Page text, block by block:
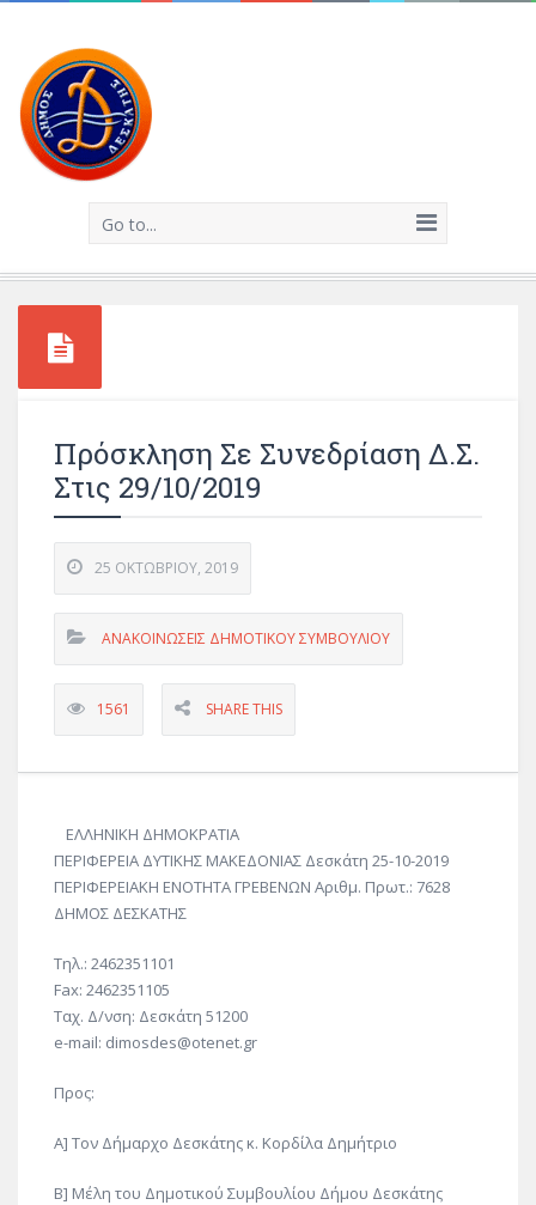
Go to...
Πρόσκληση Σε Συνεδρίαση Δ.Σ.
Στις 29/10/2019
25 ΟΚΤΩΒΡΊΟΥ, 2019
ΑΝΑΚΟΙΝΩΣΕΙΣ ΔΗΜΟΤΙΚΟΥ ΣΥΜΒΟΥΛΙΟΥ
1561 SHARE THIS
ΕΛΛΗΝΙΚΗ ΔΗΜΟΚΡΑΤΙΑ
ΠΕΡΙΦΕΡΕΙΑ ΔΥΤΙΚΗΣ ΜΑΚΕΔΟΝΙΑΣ Δεσκάτη 25-10-2019
ΠΕΡΙΦΕΡΕΙΑΚΗ ΕΝΟΤΗΤΑ ΓΡΕΒΕΝΩΝ Αριθμ. Πρωτ.: 7628
ΔΗΜΟΣ ΔΕΣΚΑΤΗΣ
Τηλ.: 2462351101
Fax: 2462351105
Ταχ. Δ/νση: Δεσκάτη 51200
e-mail: dimosdes@otenet.gr
Προς:
Α] Τον Δήμαρχο Δεσκάτης κ. Κορδίλα Δημήτριο
Β] Μέλη του Δημοτικού Συμβουλίου Δήμου Δεσκάτης